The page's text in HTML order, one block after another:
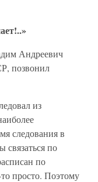
Андреевич
позвонил
из
следования в
связаться по
по
просто. Поэтому